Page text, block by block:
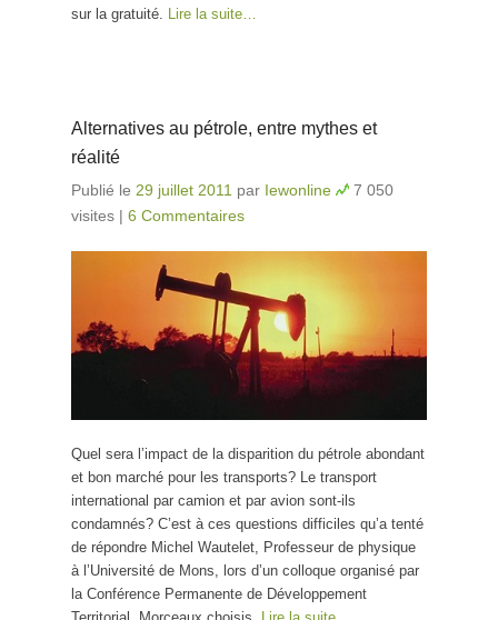
sur la gratuité. Lire la suite…
Alternatives au pétrole, entre mythes et
réalité
Publié le 29 juillet 2011 par Iewonline
7 050
visites | 6 Commentaires
Quel sera l’impact de la disparition du pétrole abondant
et bon marché pour les transports? Le transport
international par camion et par avion sont-ils
condamnés? C’est à ces questions difficiles qu’a tenté
de répondre Michel Wautelet, Professeur de physique
à l’Université de Mons, lors d’un colloque organisé par
la Conférence Permanente de Développement